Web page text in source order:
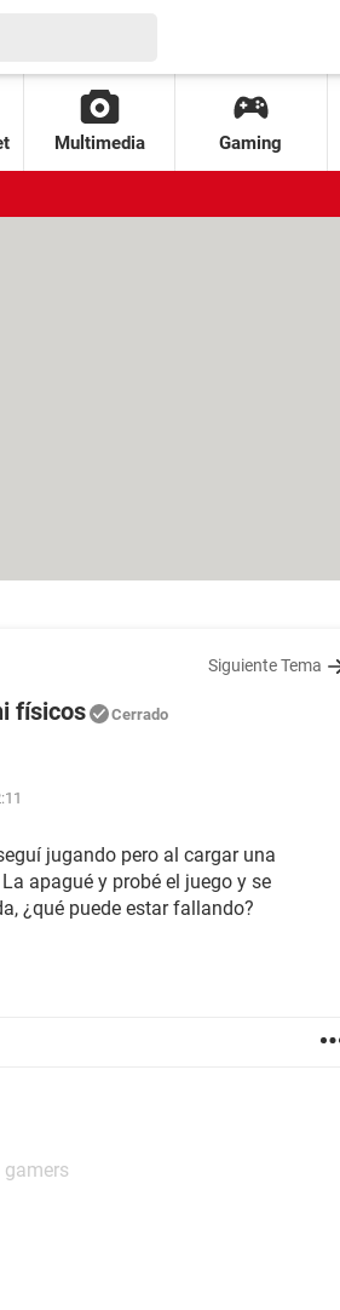
Multimedia Gaming
Siguiente Tema
físicos Cerrado
jugando pero al cargar una
apagué y probé el juego y se
¿qué puede estar fallando?